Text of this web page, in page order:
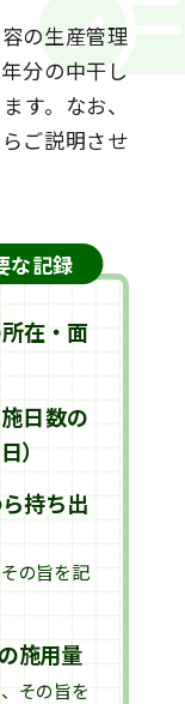
の生産管理
分の中干し
す。なお、
ご説明させ
な記録
在・面
日数の
）
持ち出
の旨を記
施用量
その旨を